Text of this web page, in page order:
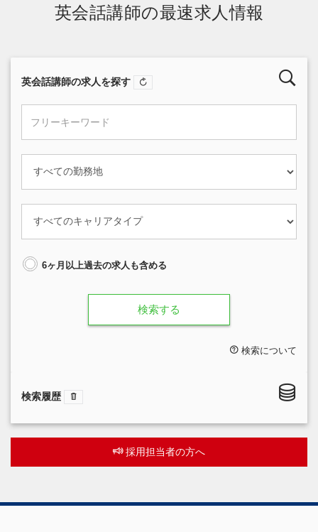
英会話講師の最速求人情報
英会話講師の求人を探す
6ヶ月以上過去の求人も含める
検索する
検索について
検索履歴
採用担当者の方へ